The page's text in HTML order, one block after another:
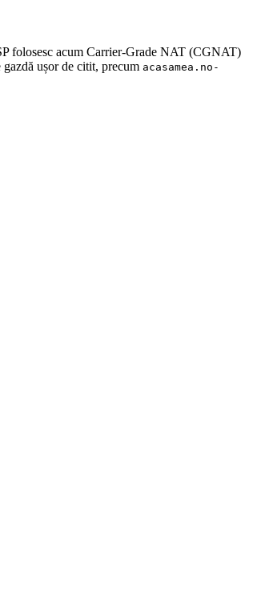
folosesc acum Carrier-Grade NAT (CGNAT)
ușor de citit, precum acasamea.no-